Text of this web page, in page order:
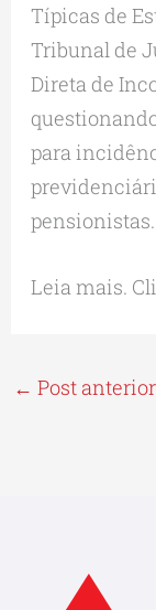
Típicas de
Tribunal de
Direta de
para
pensionistas.
Leia mais.
← Post anterior